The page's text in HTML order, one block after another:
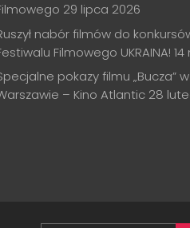
29 lipca 2026
nabór filmów do konkursów
Filmowego UKRAINA!
pokazy filmu „Bucza” w
– Kino Atlantic 28